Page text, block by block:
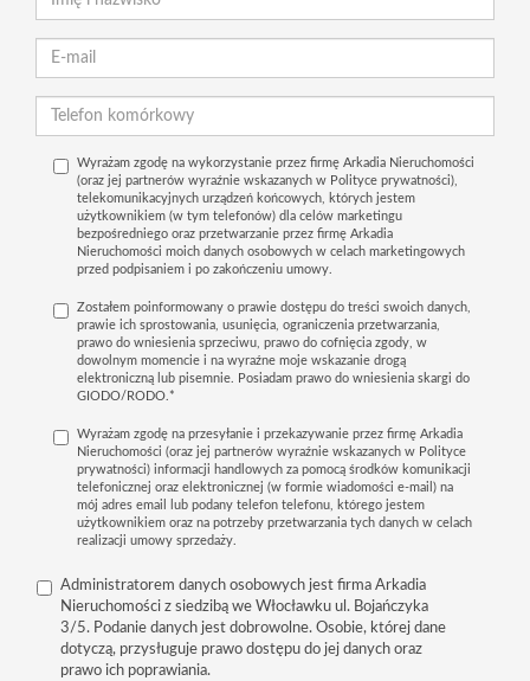
Wyrażam zgodę na wykorzystanie przez firmę Arkadia Nieruchomości
(oraz jej partnerów wyraźnie wskazanych w Polityce prywatności),
telekomunikacyjnych urządzeń końcowych, których jestem
użytkownikiem (w tym telefonów) dla celów marketingu
bezpośredniego oraz przetwarzanie przez firmę Arkadia
Nieruchomości moich danych osobowych w celach marketingowych
przed podpisaniem i po zakończeniu umowy.
Zostałem poinformowany o prawie dostępu do treści swoich danych,
prawie ich sprostowania, usunięcia, ograniczenia przetwarzania,
prawo do wniesienia sprzeciwu, prawo do cofnięcia zgody, w
dowolnym momencie i na wyraźne moje wskazanie drogą
elektroniczną lub pisemnie. Posiadam prawo do wniesienia skargi do
GIODO/RODO.*
Wyrażam zgodę na przesyłanie i przekazywanie przez firmę Arkadia
Nieruchomości (oraz jej partnerów wyraźnie wskazanych w Polityce
prywatności) informacji handlowych za pomocą środków komunikacji
telefonicznej oraz elektronicznej (w formie wiadomości e-mail) na
mój adres email lub podany telefon telefonu, którego jestem
użytkownikiem oraz na potrzeby przetwarzania tych danych w celach
realizacji umowy sprzedaży.
Administratorem danych osobowych jest firma Arkadia
Nieruchomości z siedzibą we Włocławku ul. Bojańczyka
3/5. Podanie danych jest dobrowolne. Osobie, której dane
dotyczą, przysługuje prawo dostępu do jej danych oraz
prawo ich poprawiania.